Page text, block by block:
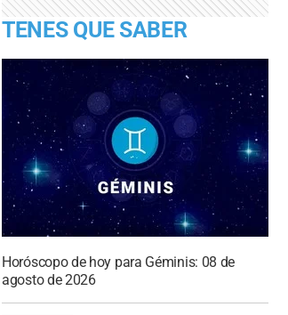
TENES QUE SABER
Horóscopo de hoy para Géminis: 08 de
agosto de 2026